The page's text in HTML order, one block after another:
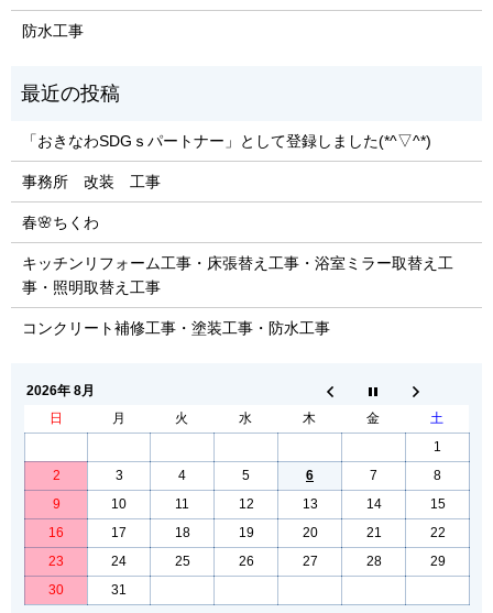
防水工事
「おきなわSDGｓパートナー」として登録しました(*^▽^*)
事務所 改装 工事
春🌸ちくわ
キッチンリフォーム工事・床張替え工事・浴室ミラー取替え工
事・照明取替え工事
コンクリート補修工事・塗装工事・防水工事
2026年 8月
日
月 火 水 木 金
土
1
2
3 4 5 6 7
8
9
10 11 12 13 14
15
16
17 18 19 20 21
22
23
24 25 26 27 28
29
30
31